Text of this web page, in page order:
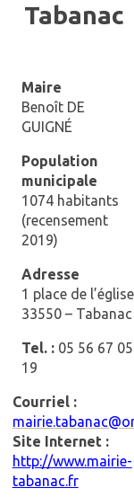
Tabanac
Maire
Benoît DE
GUIGNÉ
Population
municipale
1074 habitants
(recensement
2019)
Adresse
1 place de l’église
33550 – Tabanac
Tel. :05 56 67 05
19
Courriel :
Site Internet :
http://www.mairie-
tabanac.fr